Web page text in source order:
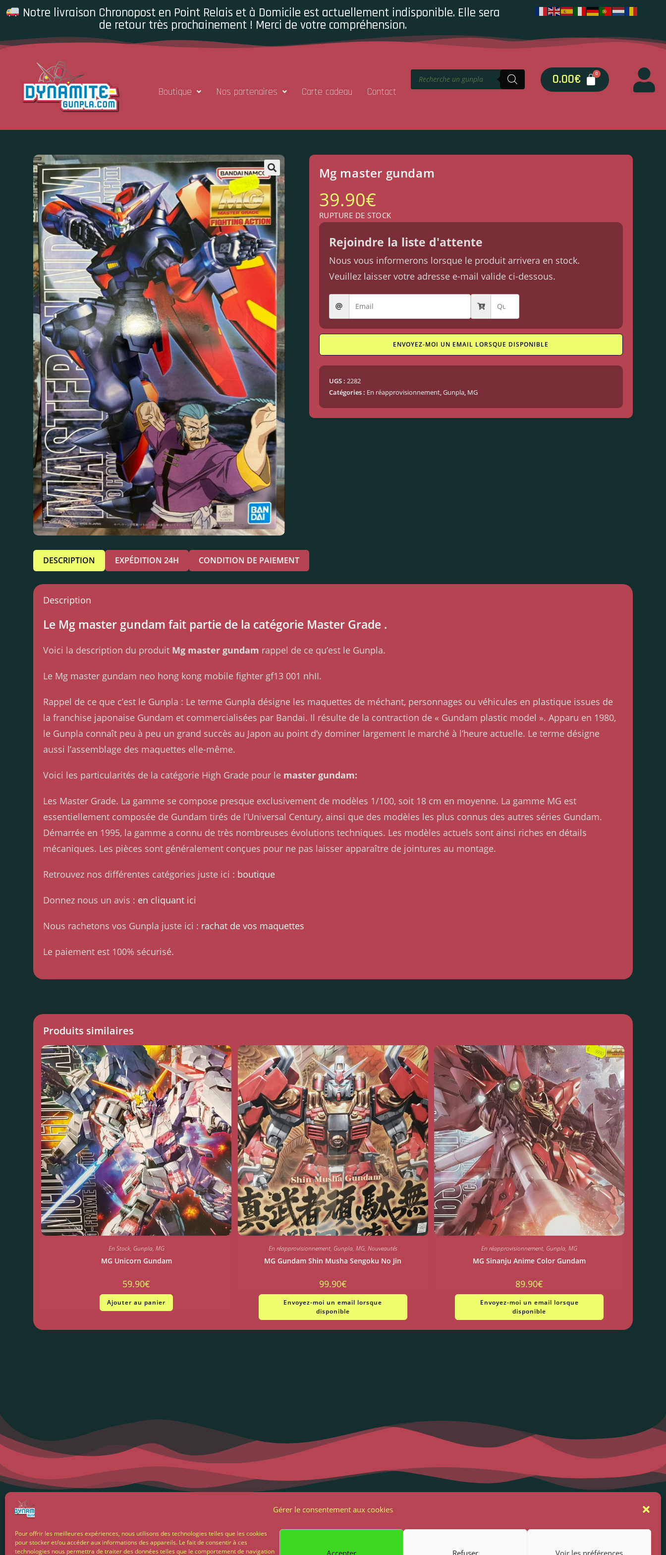
Gérer le consentement aux cookies
Pour offrir les meilleures expériences, nous utilisons des technologies telles que les cookies
pour stocker et/ou accéder aux informations des appareils. Le fait de consentir à ces
technologies nous permettra de traiter des données telles que le comportement de navigation
Accepter Refuser Voir les préférences
Notre livraison Chronopost en Point Relais et à Domicile est actuellement indisponible. Elle sera
de retour très prochainement ! Merci de votre compréhension.
Boutique Nos partenaires Carte cadeau Contact
0.00€
Mg master gundam
39.90€
RUPTURE DE STOCK
Rejoindre la liste d'attente
Nous vous informerons lorsque le produit arrivera en stock.
Veuillez laisser votre adresse e-mail valide ci-dessous.
ENVOYEZ-MOI UN EMAIL LORSQUE DISPONIBLE
UGS : 2282
Catégories : En réapprovisionnement, Gunpla, MG
DESCRIPTION EXPÉDITION 24H CONDITION DE PAIEMENT
Description
Le Mg master gundam fait partie de la catégorie Master Grade .
Voici la description du produit Mg master gundam rappel de ce qu’est le Gunpla.
Le Mg master gundam neo hong kong mobile fighter gf13 001 nhII.
Rappel de ce que c’est le Gunpla : Le terme Gunpla désigne les maquettes de méchant, personnages ou véhicules en plastique issues de
la franchise japonaise Gundam et commercialisées par Bandai. Il résulte de la contraction de « Gundam plastic model ». Apparu en 1980,
le Gunpla connaît peu à peu un grand succès au Japon au point d’y dominer largement le marché à l’heure actuelle. Le terme désigne
aussi l’assemblage des maquettes elle-même.
Voici les particularités de la catégorie High Grade pour le master gundam:
Les Master Grade. La gamme se compose presque exclusivement de modèles 1/100, soit 18 cm en moyenne. La gamme MG est
essentiellement composée de Gundam tirés de l’Universal Century, ainsi que des modèles les plus connus des autres séries Gundam.
Démarrée en 1995, la gamme a connu de très nombreuses évolutions techniques. Les modèles actuels sont ainsi riches en détails
mécaniques. Les pièces sont généralement conçues pour ne pas laisser apparaître de jointures au montage.
Retrouvez nos différentes catégories juste ici : boutique
Donnez nous un avis : en cliquant ici
Nous rachetons vos Gunpla juste ici : rachat de vos maquettes
Le paiement est 100% sécurisé.
Produits similaires
En Stock, Gunpla, MG
MG Unicorn Gundam
59.90€
Ajouter au panier
En réapprovisionnement, Gunpla, MG, Nouveautés
MG Gundam Shin Musha Sengoku No Jin
99.90€
Envoyez-moi un email lorsque
disponible
En réapprovisionnement, Gunpla,MG
MG Sinanju Anime Color Gundam
89.90€
Envoyez-moi un email lorsque
disponible
Conditions générales de vente
85 500 Les Herbiers